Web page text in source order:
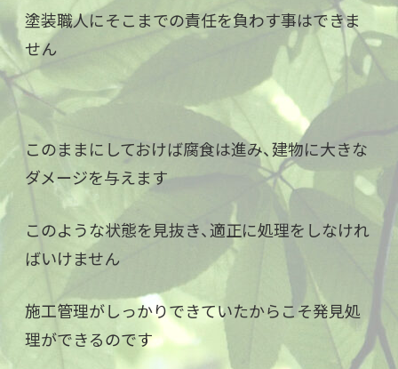
塗装職人にそこまでの責任を負わす事はできま
せん
このままにしておけば腐食は進み、建物に大きな
ダメージを与えます
このような状態を見抜き、適正に処理をしなけれ
ばいけません
施工管理がしっかりできていたからこそ発見処
理ができるのです